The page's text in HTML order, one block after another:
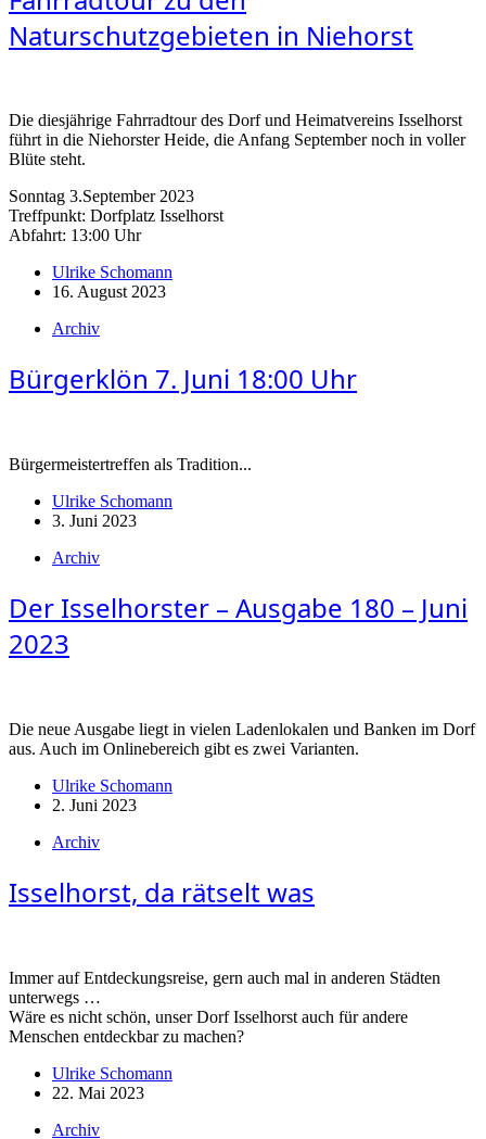
Naturschutzgebieten in Niehorst
Die diesjährige Fahrradtour des Dorf und Heimatvereins Isselhorst
führt in die Niehorster Heide, die Anfang September noch in voller
Blüte steht.
Sonntag 3.September 2023
Treffpunkt: Dorfplatz Isselhorst
Abfahrt: 13:00 Uhr
Ulrike Schomann
16. August 2023
Archiv
Bürgerklön 7. Juni 18:00 Uhr
Bürgermeistertreffen als Tradition...
Ulrike Schomann
3. Juni 2023
Archiv
Der Isselhorster – Ausgabe 180 – Juni
2023
Die neue Ausgabe liegt in vielen Ladenlokalen und Banken im Dorf
aus. Auch im Onlinebereich gibt es zwei Varianten.
Ulrike Schomann
2. Juni 2023
Archiv
Isselhorst, da rätselt was
Immer auf Entdeckungsreise, gern auch mal in anderen Städten
unterwegs …
Wäre es nicht schön, unser Dorf Isselhorst auch für andere
Menschen entdeckbar zu machen?
Ulrike Schomann
22. Mai 2023
Archiv